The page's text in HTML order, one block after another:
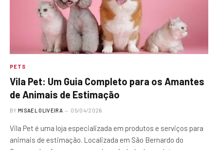
PETS
Vila Pet: Um Guia Completo para os Amantes
de Animais de Estimação
BY MISAEL OLIVEIRA 05/04/2026
Vila Pet é uma loja especializada em produtos e serviços para
animais de estimação. Localizada em São Bernardo do